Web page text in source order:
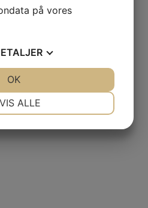
af Teknisk Agentur har
på vores
ALLE
OK